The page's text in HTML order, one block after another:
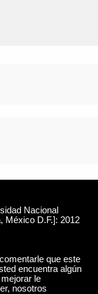
Nacional
México D.F.]: 2012
que este
encuentra algún
le
nosotros